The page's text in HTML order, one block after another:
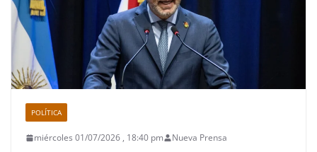
POLÍTICA
miércoles 01/07/2026 , 18:40 pm Nueva Prensa